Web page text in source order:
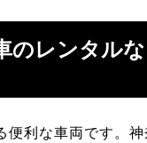
のレンタル
利な車両です。